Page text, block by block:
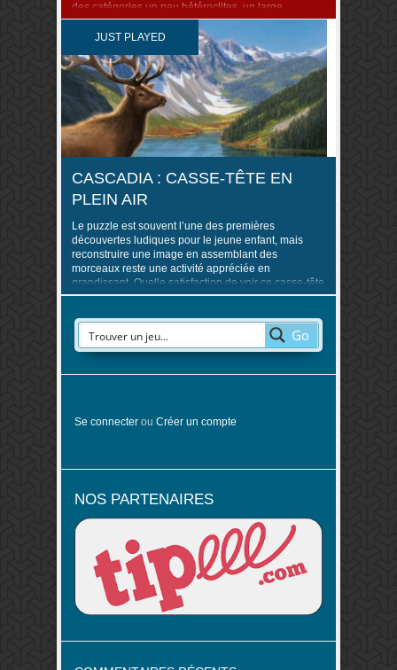
des catégories un peu hétéroclites, un large
panorama pour tenter de représenter tous les
genres, ou presque. Cette […]
JUST PLAYED
CASCADIA : CASSE-TÊTE EN
PLEIN AIR
Le puzzle est souvent l’une des premières
découvertes ludiques pour le jeune enfant, mais
reconstruire une image en assemblant des
morceaux reste une activité appréciée en
grandissant. Quelle satisfaction de voir ce casse-tête
prendre forme et révéler un panorama, un tableau
reléguer cette activité au […]
Go
Se connecter ou Créer un compte
NOS PARTENAIRES